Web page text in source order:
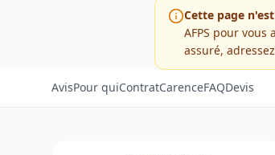
Cette page
AFPS pour vous
assuré,
AvisPour quiContratCarenceFAQDevis